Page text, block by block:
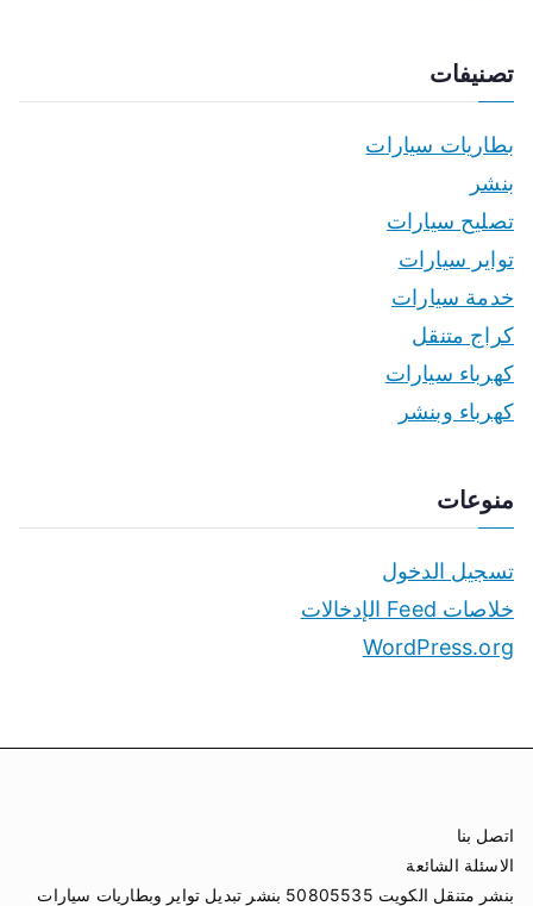
تصنيفات
بطاريات سيارات
بنشر
تصليح سيارات
تواير سيارات
خدمة سيارات
كراج متنقل
كهرباء سيارات
كهرباء وبنشر
منوعات
تسجيل الدخول
خلاصات Feed الإدخالات
WordPress.org
اتصل بنا
الاسئلة الشائعة
بنشر متنقل الكويت 50805535 بنشر تبديل تواير وبطاريات سيارات